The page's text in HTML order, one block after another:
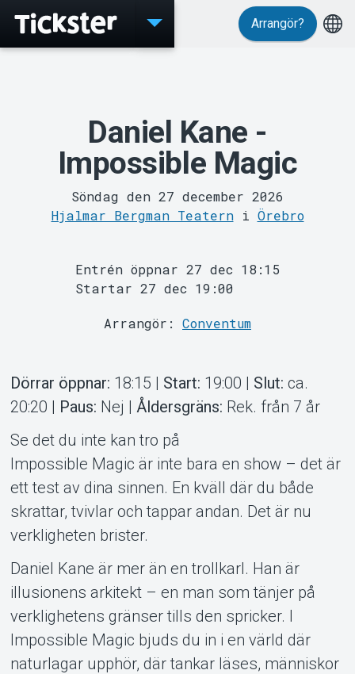
MyTickster
Support
Om Tickster
Arrangör?
Daniel Kane -
Impossible Magic
Söndag den 27 december 2026
Hjalmar Bergman Teaterni Örebro
Entrén öppnar 27 dec 18:15
Startar 27 dec 19:00
Arrangör: Conventum
Dörrar öppnar: 18:15 | Start: 19:00 | Slut: ca.
20:20 | Paus: Nej | Åldersgräns: Rek. från 7 år
Se det du inte kan tro på
Impossible Magic är inte bara en show – det är
ett test av dina sinnen. En kväll där du både
skrattar, tvivlar och tappar andan. Det är nu
verkligheten brister.
Daniel Kane är mer än en trollkarl. Han är
illusionens arkitekt – en man som tänjer på
verklighetens gränser tills den spricker. I
Impossible Magic bjuds du in i en värld där
naturlagar upphör, där tankar läses, människor